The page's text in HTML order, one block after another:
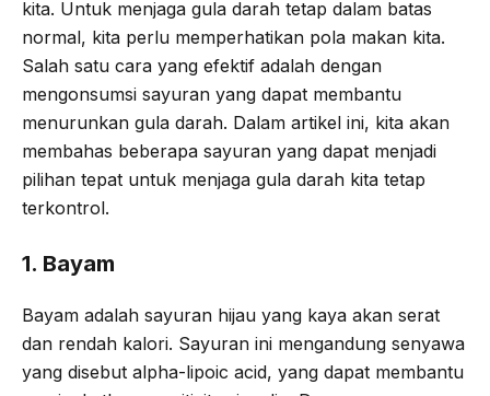
kita. Untuk menjaga gula darah tetap dalam batas
normal, kita perlu memperhatikan pola makan kita.
Salah satu cara yang efektif adalah dengan
mengonsumsi sayuran yang dapat membantu
menurunkan gula darah. Dalam artikel ini, kita akan
membahas beberapa sayuran yang dapat menjadi
pilihan tepat untuk menjaga gula darah kita tetap
terkontrol.
1. Bayam
Bayam adalah sayuran hijau yang kaya akan serat
dan rendah kalori. Sayuran ini mengandung senyawa
yang disebut alpha-lipoic acid, yang dapat membantu